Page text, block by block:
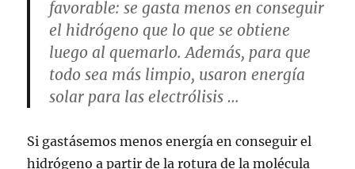
favorable: se gasta menos en conseguir
el hidrógeno que lo que se obtiene
luego al quemarlo. Además, para que
todo sea más limpio, usaron energía
solar para las electrólisis …
Si gastásemos menos energía en conseguir el
hidrógeno a partir de la rotura de la molécula